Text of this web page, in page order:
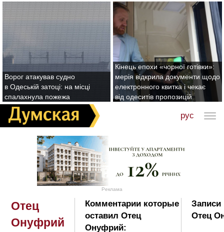
Ворог атакував судно
в Одеській затоці: на місці
спалахнула пожежа
Кінець епохи «чорної готівки»:
мерія відкрила документи щодо
електронного квитка і чекає
від одеситів пропозицій
рус
Реклама
Отец
Онуфрий
Комментарии которые
оставил Отец
Онуфрий:
Записи
Отец